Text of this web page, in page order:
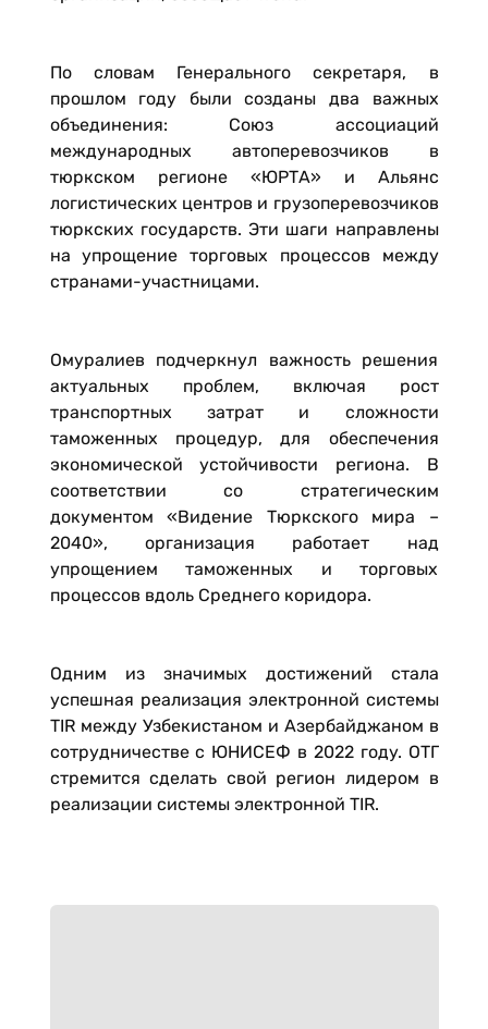
По словам Генерального секретаря, в
прошлом году были созданы два важных
объединения: Союз ассоциаций
международных автоперевозчиков в
тюркском регионе «ЮРТА» и Альянс
логистических центров и грузоперевозчиков
тюркских государств. Эти шаги направлены
на упрощение торговых процессов между
странами-участницами.
Омуралиев подчеркнул важность решения
актуальных проблем, включая рост
транспортных затрат и сложности
таможенных процедур, для обеспечения
экономической устойчивости региона. В
соответствии со стратегическим
документом «Видение Тюркского мира –
2040», организация работает над
упрощением таможенных и торговых
процессов вдоль Среднего коридора.
Одним из значимых достижений стала
успешная реализация электронной системы
TIR между Узбекистаном и Азербайджаном в
сотрудничестве с ЮНИСЕФ в 2022 году. ОТГ
стремится сделать свой регион лидером в
реализации системы электронной TIR.